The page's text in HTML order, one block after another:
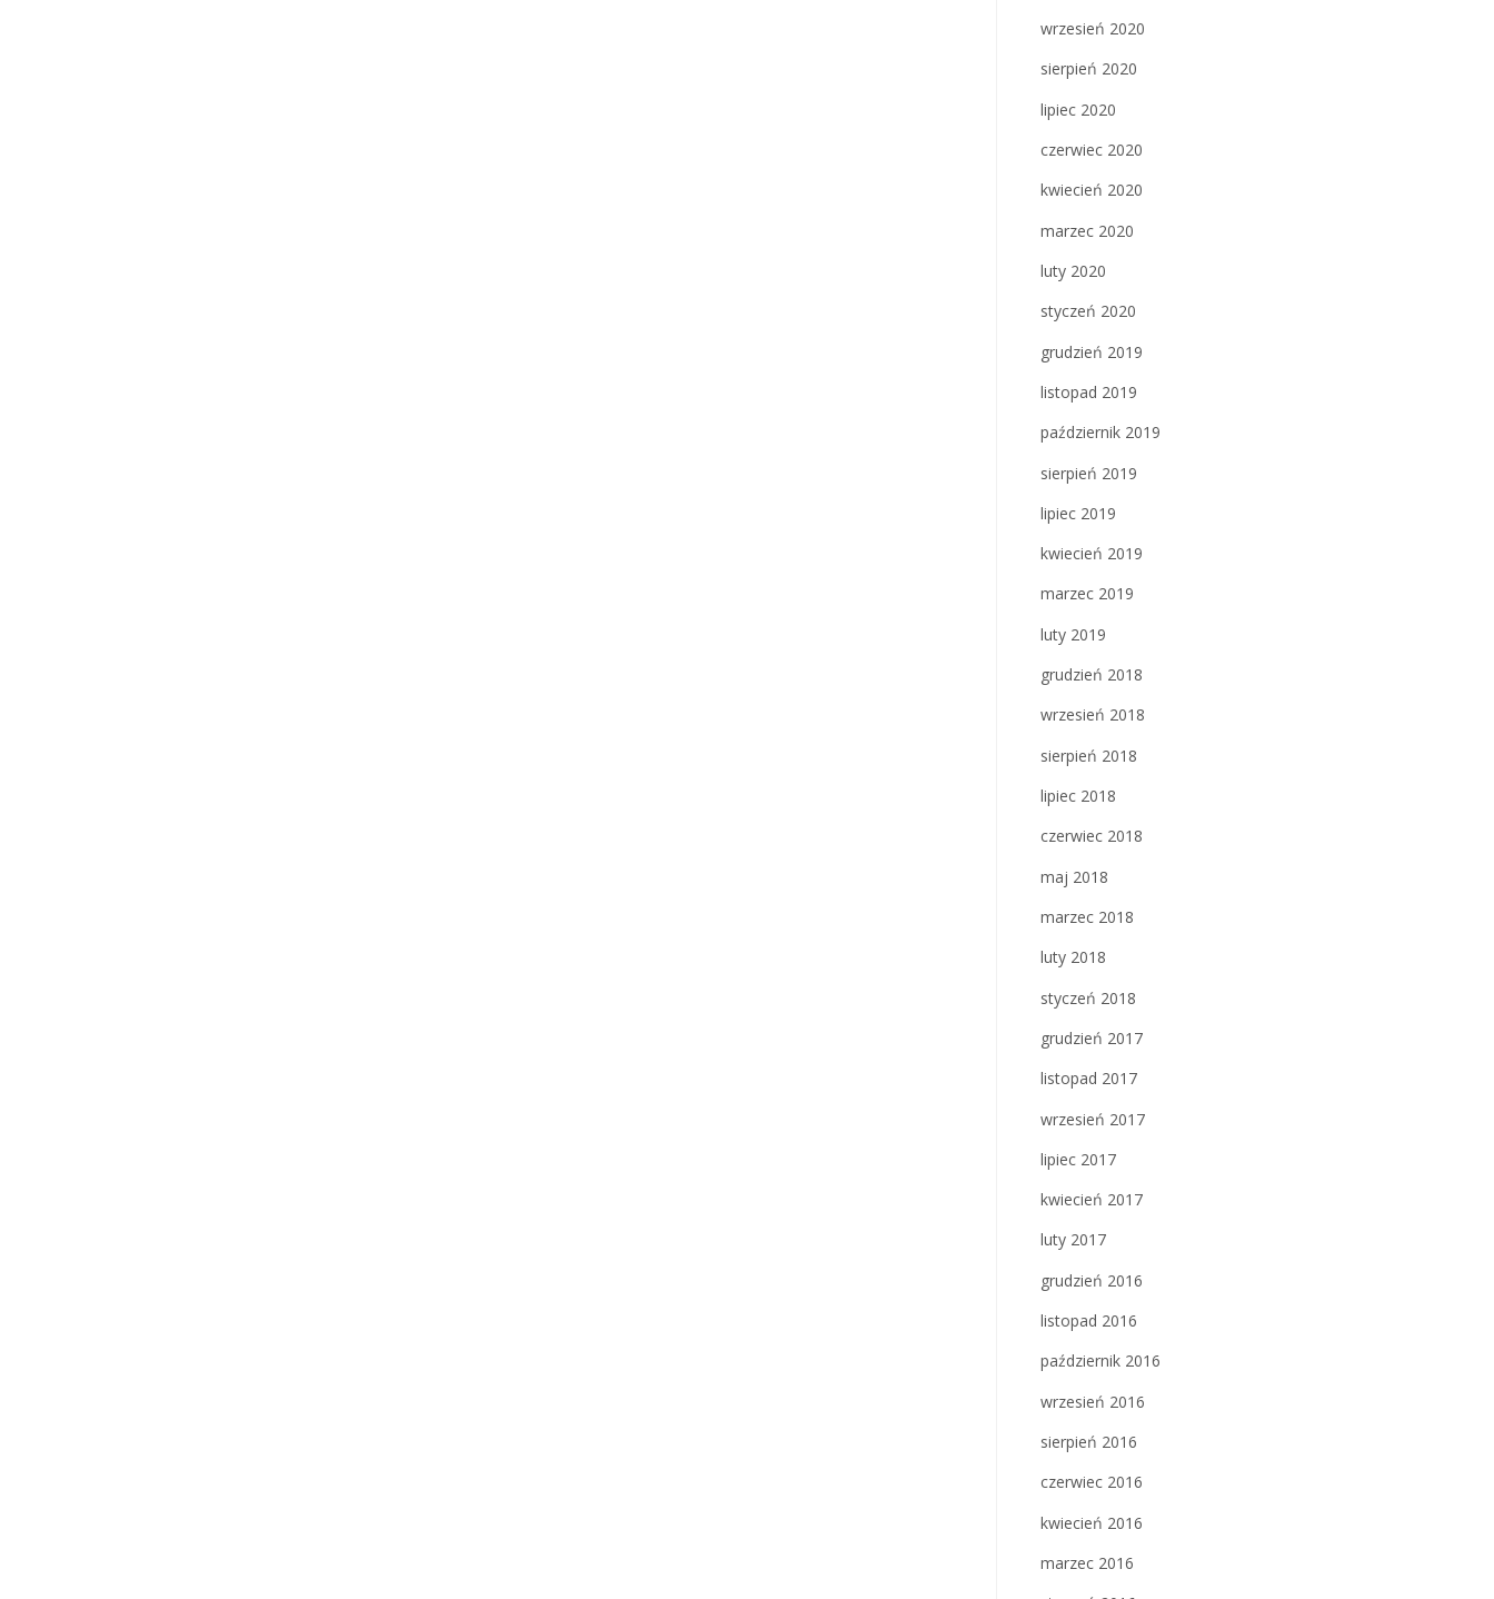
wrzesień 2020
sierpień 2020
lipiec 2020
czerwiec 2020
kwiecień 2020
marzec 2020
luty 2020
styczeń 2020
grudzień 2019
listopad 2019
październik 2019
sierpień 2019
lipiec 2019
kwiecień 2019
marzec 2019
luty 2019
grudzień 2018
wrzesień 2018
sierpień 2018
lipiec 2018
czerwiec 2018
maj 2018
marzec 2018
luty 2018
styczeń 2018
grudzień 2017
listopad 2017
wrzesień 2017
lipiec 2017
kwiecień 2017
luty 2017
grudzień 2016
listopad 2016
październik 2016
wrzesień 2016
sierpień 2016
czerwiec 2016
kwiecień 2016
marzec 2016